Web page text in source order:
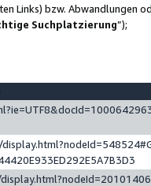
Links) bzw. Abwandlungen
Suchplatzierung”);